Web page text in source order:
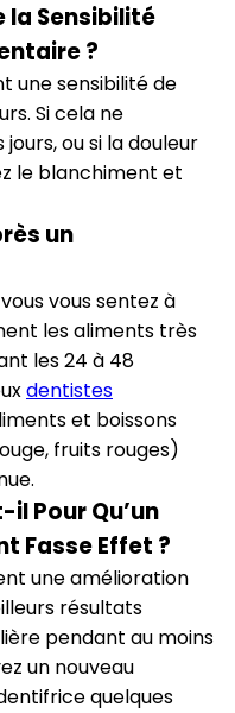
la Sensibilité
?
une sensibilité de
Si cela ne
ou si la douleur
le blanchiment et
un
vous sentez à
les aliments très
les 24 à 48
dentistes
et boissons
fruits rouges)
Pour Qu’un
Fasse Effet ?
une amélioration
résultats
pendant au moins
un nouveau
quelques